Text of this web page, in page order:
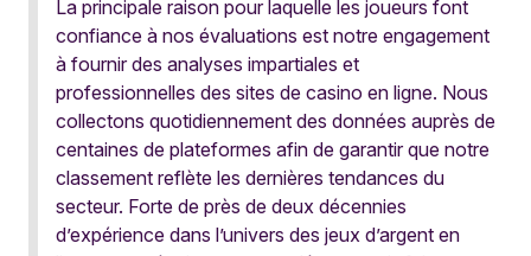
La principale raison pour laquelle les joueurs font
confiance à nos évaluations est notre engagement
à fournir des analyses impartiales et
professionnelles des sites de casino en ligne. Nous
collectons quotidiennement des données auprès de
centaines de plateformes afin de garantir que notre
classement reflète les dernières tendances du
secteur. Forte de près de deux décennies
d’expérience dans l’univers des jeux d’argent en